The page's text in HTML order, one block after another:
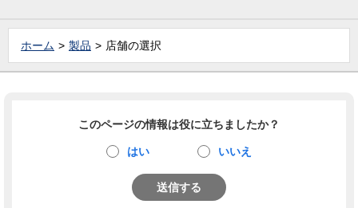
ホーム 製品 店舗の選択
このページの情報は役に立ちましたか？
はい いいえ
送信する